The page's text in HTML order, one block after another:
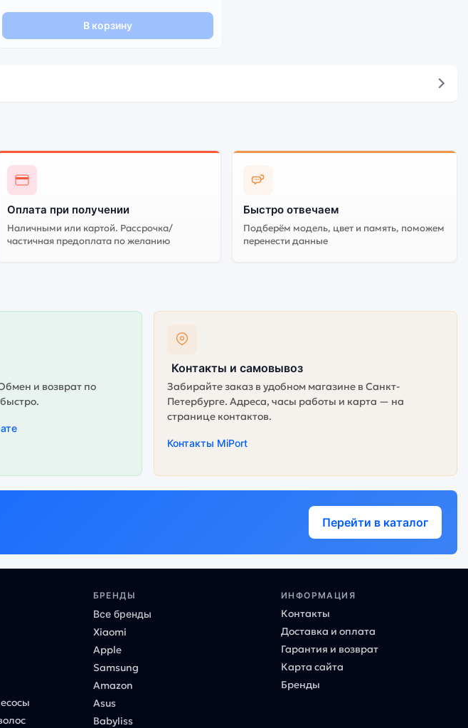
В корзину
Оплата при получении
Наличными или картой. Рассрочка/
частичная предоплата по желанию
Быстро отвечаем
Подберём модель, цвет и память, поможем
перенести данные
и возврат по
Контакты и самовывоз
Забирайте заказ в удобном магазине в Санкт-
Петербурге. Адреса, часы работы и карта — на
странице контактов.
Контакты MiPort
Перейти в каталог
БРЕНДЫ
Все бренды
Xiaomi
Apple
Samsung
Amazon
Asus
Babyliss
ИНФОРМАЦИЯ
Контакты
Доставка и оплата
Гарантия и возврат
Карта сайта
Бренды